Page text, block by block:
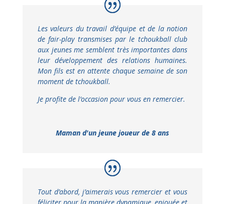
Les valeurs du travail d’équipe et de la notion
de fair-play transmises par le tchoukball club
aux jeunes me semblent très importantes dans
leur développement des relations humaines.
Mon fils est en attente chaque semaine de son
moment de tchoukball.
Je profite de l’occasion pour vous en remercier.
Maman d'un jeune joueur de 8 ans
Tout d’abord, j’aimerais vous remercier et vous